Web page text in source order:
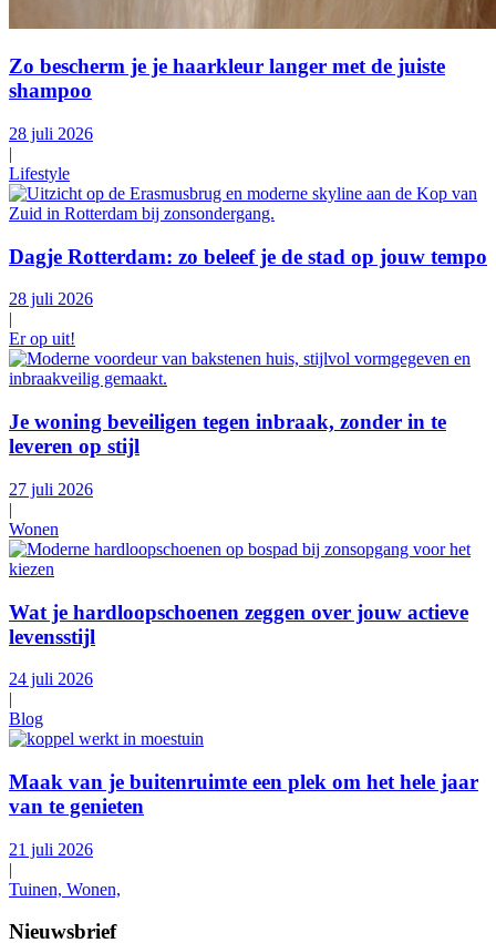
Zo bescherm je je haarkleur langer met de juiste
shampoo
28 juli 2026
|
Lifestyle
Dagje Rotterdam: zo beleef je de stad op jouw tempo
28 juli 2026
|
Er op uit!
Je woning beveiligen tegen inbraak, zonder in te
leveren op stijl
27 juli 2026
|
Wonen
Wat je hardloopschoenen zeggen over jouw actieve
levensstijl
24 juli 2026
|
Blog
Maak van je buitenruimte een plek om het hele jaar
van te genieten
21 juli 2026
|
Tuinen, Wonen,
Nieuwsbrief